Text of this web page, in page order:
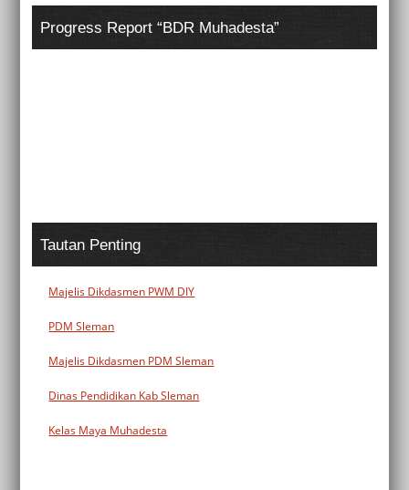
Progress Report “BDR Muhadesta”
Tautan Penting
Majelis Dikdasmen PWM DIY
PDM Sleman
Majelis Dikdasmen PDM Sleman
Dinas Pendidikan Kab Sleman
Kelas Maya Muhadesta